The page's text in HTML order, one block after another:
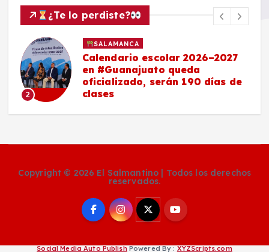
¿Te lo perdiste?
2
SALAMANCA
Calendario escolar 2026–2027
en #Guanajuato queda
oficializado, serán 190 días de
clases
Copyright © 2026 El Salmantino | Todos los derechos
reservados.
Social Media Auto PublishPowered By :XYZScripts.com